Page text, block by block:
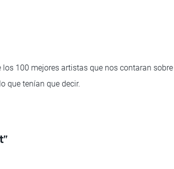
los 100 mejores artistas que nos contaran
que tenían que decir.